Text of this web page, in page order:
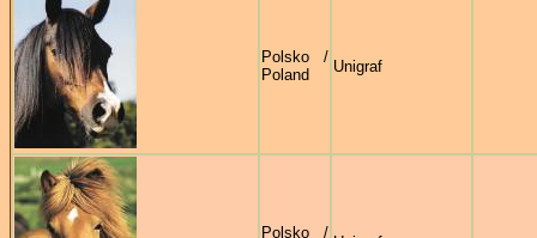
Polsko /
Poland
Unigraf
Polsko /